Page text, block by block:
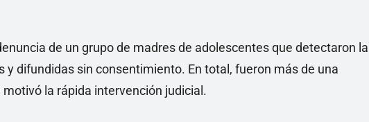
de un grupo de madres de adolescentes que detectaron la
difundidas sin consentimiento. En total, fueron más de una
la rápida intervención judicial.